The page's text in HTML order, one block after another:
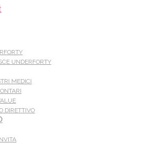
UNDERFORTY
MEDICI
DIRETTIVO